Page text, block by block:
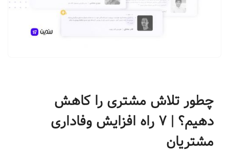
چطور تلاش مشتری را کاهش
دهیم؟ | ۷ راه افزایش وفاداری
مشتریان